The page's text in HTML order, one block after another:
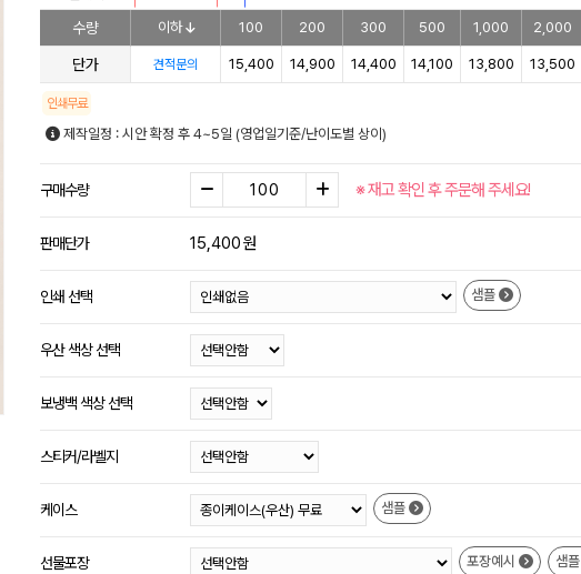
수량 이하 100 200 300 500 1,000 2,000
단가 견적문의 15,400 14,900 14,400 14,100 13,800 13,500
인쇄무료
제작일정 : 시안 확정 후 4~5일 (영업일기준/난이도별 상이)
구매수량 ※ 재고 확인 후 주문해 주세요!
판매단가 15,400원
인쇄 선택 샘플
우산 색상 선택
보냉백 색상 선택
스티커/라벨지
케이스 샘플
선물포장 포장예시 샘플